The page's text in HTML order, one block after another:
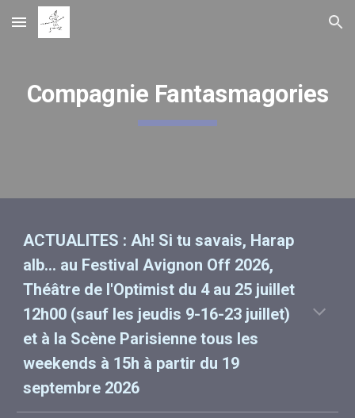
Skip to main content Skip to navigation
Compagnie Fantasmagories
ACTUALITES : Ah! Si tu savais, Harap
alb... au Festival Avignon Off 2026,
Théâtre de l'Optimist du 4 au 25 juillet
12h00 (sauf les jeudis 9-16-23 juillet)
et à la Scène Parisienne tous les
weekends à 15h à partir du 19
septembre 2026